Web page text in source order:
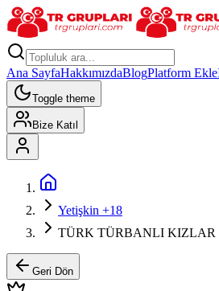
Ana SayfaHakkımızdaBlogPlatform Ekle
Toggle theme
Bize Katıl
Yetişkin +18
TÜRK TÜRBANLI KIZLAR
Geri Dön